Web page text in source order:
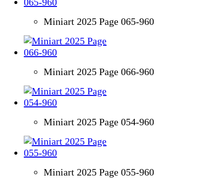
Miniart 2025 Page 065-960
Miniart 2025 Page 066-960
Miniart 2025 Page 054-960
Miniart 2025 Page 055-960